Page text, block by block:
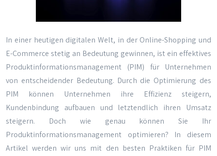
In einer heutigen digitalen Welt, in der Online-Shopping und
E-Commerce stetig an Bedeutung gewinnen, ist ein effektives
Produktinformationsmanagement (PIM) für Unternehmen
von entscheidender Bedeutung. Durch die Optimierung des
PIM können Unternehmen ihre Effizienz steigern,
Kundenbindung aufbauen und letztendlich ihren Umsatz
steigern. Doch wie genau können Sie Ihr
Produktinformationsmanagement optimieren? In diesem
Artikel werden wir uns mit den besten Praktiken für PIM